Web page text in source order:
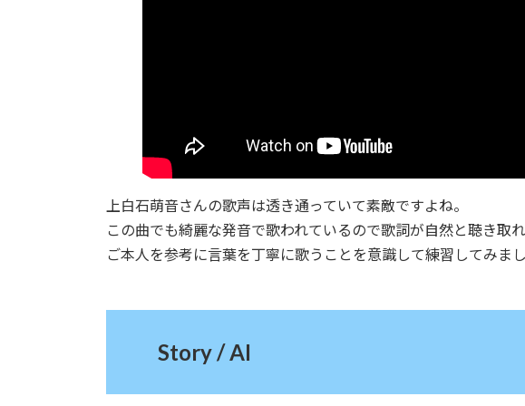
上白石萌音さんの歌声は透き通っていて素敵ですよね。
この曲でも綺麗な発音で歌われているので歌詞が自然と聴き取れ
ご本人を参考に言葉を丁寧に歌うことを意識して練習してみまし
Story / AI